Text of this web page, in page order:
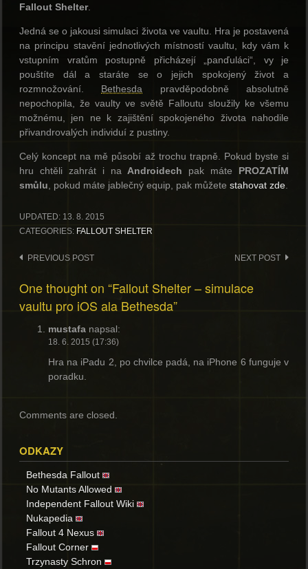
Fallout Shelter.
Jedná se o jakousi simulaci života ve vaultu. Hra je postavená
na principu stavění jednotlivých místností vaultu, kdy vám k
vstupním vratům postupně přicházejí „panďuláci“, vy je
pouštíte dál a staráte se o jejich spokojený život a
rozmnožování. Bethesda pravděpodobně absolutně
nepochopila, že vaulty ve světě Falloutu sloužily ke všemu
možnému, jen ne k zajištění spokojeného života nahodile
přivandrovalých individuí z pustiny.
Celý koncept na mě působí až trochu trapně. Pokud byste si
hru chtěli zahrát i na Androidech pak máte PROZATÍM
smůlu , pokud máte jablečný equip, pak můžete stahovat zde
UPDATED: 13. 8. 2015
CATEGORIES: FALLOUT SHELTER
Post
PREVIOUS POST NEXT POST
One thought on “Fallout Shelter – simulace
vaultu pro iOS ala Bethesda”
mustafa napsal:
18. 6. 2015 (17:36)
Hra na iPadu 2, po chvilce padá, na iPhone 6 funguje v
poradku.
Comments are closed.
ODKAZY
Bethesda Fallout
No Mutants Allowed
Independent Fallout Wiki
Nukapedia
Fallout 4 Nexus
Fallout Corner
Trzynasty Schron